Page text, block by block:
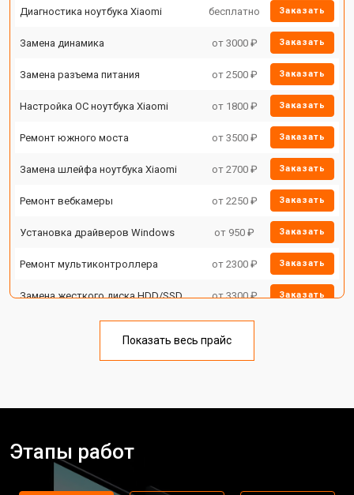
Диагностика ноутбука Xiaomi бесплатно Заказать
Замена динамика от 3000 ₽ Заказать
Замена разъема питания от 2500 ₽ Заказать
Настройка ОС ноутбука Xiaomi от 1800 ₽ Заказать
Ремонт южного моста от 3500 ₽ Заказать
Замена шлейфа ноутбука Xiaomi от 2700 ₽ Заказать
Ремонт вебкамеры от 2250 ₽ Заказать
Установка драйверов Windows от 950 ₽ Заказать
Ремонт мультиконтроллера от 2300 ₽ Заказать
Замена жесткого диска HDD/SSD от 3300 ₽ Заказать
Замена тачпада ноутбука Xiaomi от 1500 ₽
Замена материнской платы
Замена матрицы ноутбука Xiaomi
Показать весь прайс
Этапы работ